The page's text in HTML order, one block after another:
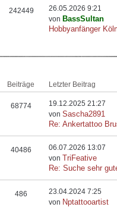
242449
26.05.2026 9:21
von BassSultan
Hobbyanfänger
Beiträge Letzter Beitrag
68774
19.12.2025 21:27
vonSascha2891
Re: Ankertattoo
40486
06.07.2026 13:07
von TriFeative
Re: Suche sehr
486
23.04.2024 7:25
von Nptattooartist